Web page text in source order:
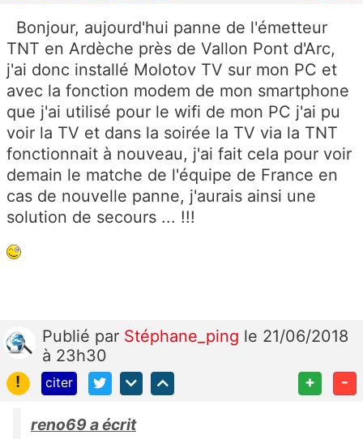
Bonjour, aujourd'hui panne de l'émetteur
TNT en Ardèche près de Vallon Pont d'Arc,
j'ai donc installé Molotov TV sur mon PC et
avec la fonction modem de mon smartphone
que j'ai utilisé pour le wifi de mon PC j'ai pu
voir la TV et dans la soirée la TV via la TNT
fonctionnait à nouveau, j'ai fait cela pour voir
demain le matche de l'équipe de France en
cas de nouvelle panne, j'aurais ainsi une
solution de secours ... !!!
Publié par Stéphane_ping le 21/06/2018
à 23h30
!
citer + -
reno69 a écrit